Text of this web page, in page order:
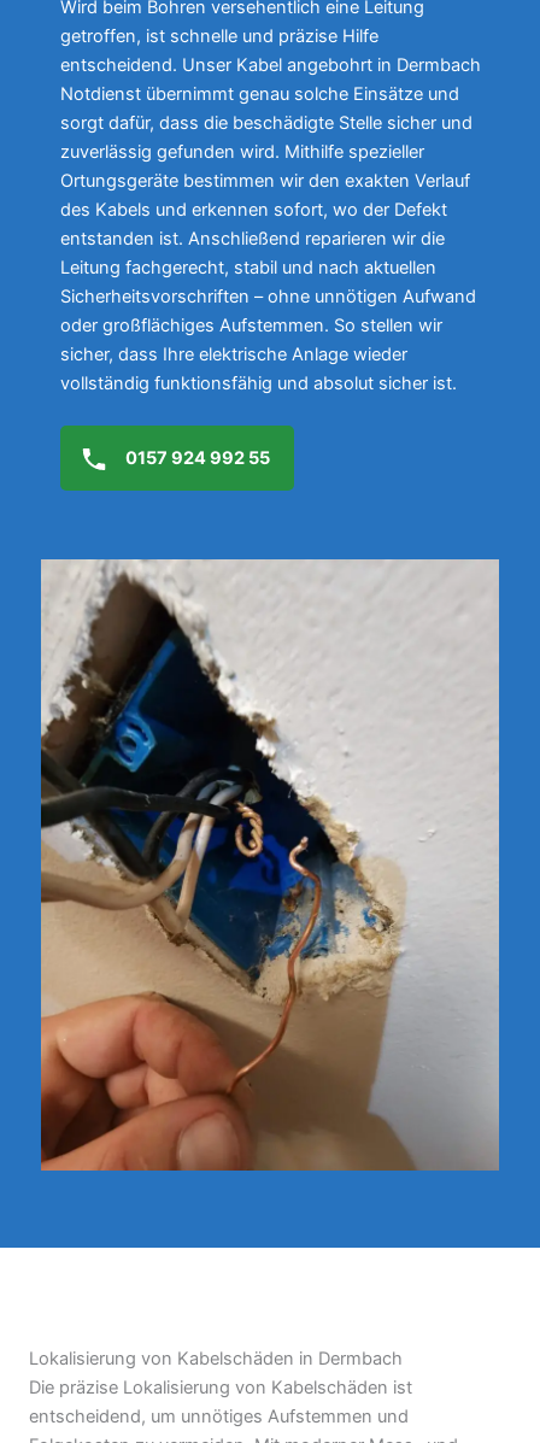
Wird beim Bohren versehentlich eine Leitung
getroffen, ist schnelle und präzise Hilfe
entscheidend. Unser Kabel angebohrt in Dermbach
Notdienst übernimmt genau solche Einsätze und
sorgt dafür, dass die beschädigte Stelle sicher und
zuverlässig gefunden wird. Mithilfe spezieller
Ortungsgeräte bestimmen wir den exakten Verlauf
des Kabels und erkennen sofort, wo der Defekt
entstanden ist. Anschließend reparieren wir die
Leitung fachgerecht, stabil und nach aktuellen
Sicherheitsvorschriften – ohne unnötigen Aufwand
oder großflächiges Aufstemmen. So stellen wir
sicher, dass Ihre elektrische Anlage wieder
vollständig funktionsfähig und absolut sicher ist.
0157 924 992 55
Lokalisierung von Kabelschäden in Dermbach
Die präzise Lokalisierung von Kabelschäden ist
entscheidend, um unnötiges Aufstemmen und